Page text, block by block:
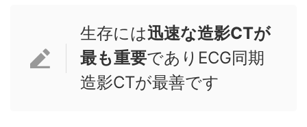
生存には迅速な造影CTが
最も重要でありECG同期
造影CTが最善です